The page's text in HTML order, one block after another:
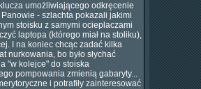
umożliwiającego odkręcenie
- szlachta pokazali jakimi
stoisku z samymi ocieplaczami
laptopa (którego miał na stoliku),
I na koniec chcąc zadać kilka
nurkowania, bo było słychać
"w kolejce" do stoiska
pompowania zmienią gabaryty...
i potrafiły zainteresować